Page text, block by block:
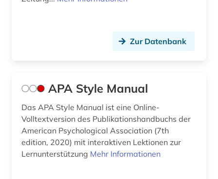
forschungsbibliothek gotha (1)
forschungsdaten (1)
forschungseinrichtung (5)
forschungsergebnis (1)
Zur Datenbank
APA Style Manual
Das APA Style Manual ist eine Online-
Volltextversion des Publikationshandbuchs der
American Psychological Association (7th
edition, 2020) mit interaktiven Lektionen zur
Lernunterstützung Mehr Informationen